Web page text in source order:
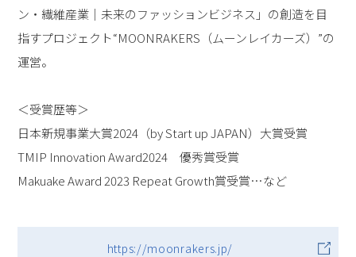
ン・繊維産業｜未来のファッションビジネス」の創造を目
指すプロジェクト“MOONRAKERS（ムーンレイカーズ）”の
運営。
＜受賞歴等＞
日本新規事業大賞2024（by Start up JAPAN）大賞受賞
TMIP Innovation Award2024 優秀賞受賞
Makuake Award 2023 Repeat Growth賞受賞…など
https://moonrakers.jp/